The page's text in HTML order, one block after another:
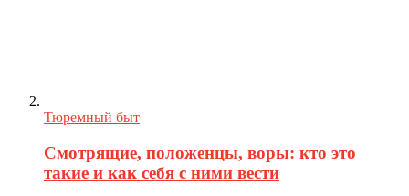
Тюремный быт
Смотрящие, положенцы, воры: кто это
такие и как себя с ними вести